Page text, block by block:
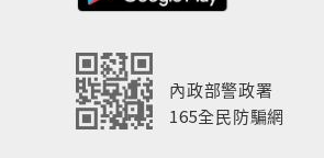
內政部警政署
165全民防騙網